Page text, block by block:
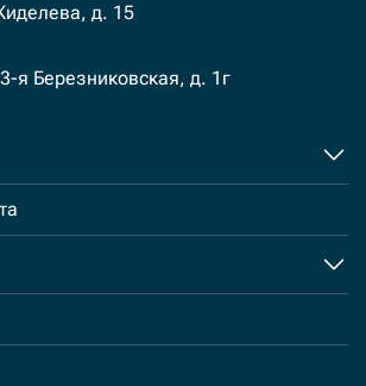
д. 15
я Березниковская, д. 1г